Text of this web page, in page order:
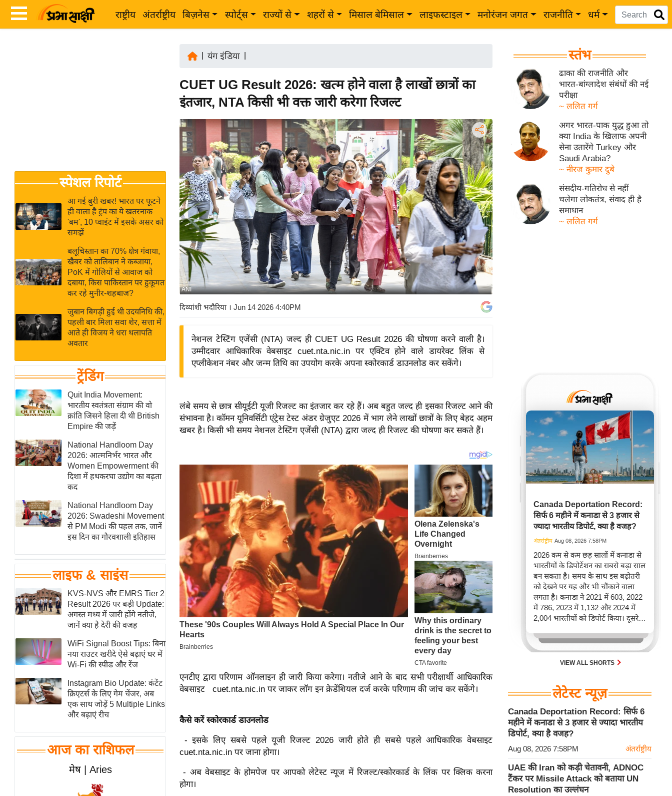
राष्ट्रीय अंतर्राष्ट्रीय बिज़नेस स्पोर्ट्स राज्यों से शहरों से मिसाल बेमिसाल लाइफस्टाइल मनोरंजन जगत राजनीति धर्म
Breaking
News in
Hindi
Hindi
Hindi
Videos
जगत
राय
बजट
क्रिकेट
IPL
2026
ई-पेपर
मिसाल बेमिसाल
शख्सियत
यंग इंडिया
साहित्य जगत
ऑटो वर्ल्ड
न्यूज ब्रीफ
मनोरंजन जगत
बॉलीवुड
हॉलीवुड
फिल्म समीक्षा
Breaking
News
लाइफस्टाइल
टेक्नॉलॉजी
घरेलू नुस्खे
पर्यटन स्थल
फिटनेस मंत्रा
रिलेशनशिप
राजनीति
विश्लेषण
समसामयिक
मातृभूमि
स्तंभ
एम.
चाय पर
समीक्षा
स्पेशल रिपोर्ट
आ गई बुरी खबर! भारत पर फूटने
ही वाला है ट्रंप का ये खतरनाक
'बम', 10 प्वाइंट में इसके असर को
समझें
बलूचिस्तान का 70% क्षेत्र गंवाया,
खैबर को तालिबान ने कब्जाया,
PoK में गोलियों से आवाज को
दबाया, किस पाकिस्तान पर हुकूमत
कर रहे मुनीर-शहबाज?
जुबान बिगड़ी हुई थी उदयनिधि की,
पहली बार मिला सवा शेर, सत्ता में
आते ही विजय ने धरा थलापति
अवतार
ट्रेंडिंग
Quit India Movement:
भारतीय स्वतंत्रता संग्राम की वो
क्रांति जिसने हिला दी थी British
Empire की जड़ें
National Handloom Day
2026: आत्मनिर्भर भारत और
Women Empowerment की
दिशा में हथकरघा उद्योग का बढ़ता
कद
National Handloom Day
2026: Swadeshi Movement
से PM Modi की पहल तक, जानें
इस दिन का गौरवशाली इतिहास
लाइफ & साइंस
KVS-NVS और EMRS Tier 2
Result 2026 पर बड़ी Update:
अगस्त मध्य में जारी होंगे नतीजे,
जानें क्या है देरी की वजह
WiFi Signal Boost Tips: बिना
नया राउटर खरीदे ऐसे बढ़ाएं घर में
Wi-Fi की स्पीड और रेंज
Instagram Bio Update: कंटेंट
क्रिएटर्स के लिए गेम चेंजर, अब
एक साथ जोड़ें 5 Multiple Links
और बढ़ाएं रीच
आज का राशिफल
मेष | Aries
यंग इंडिया
CUET UG Result 2026: खत्म होने वाला है लाखों छात्रों का
इंतजार, NTA किसी भी वक्त जारी करेगा रिजल्ट
ANI
दिव्यांशी भदौरिया । Jun 14 2026 4:40PM
नेशनल टेस्टिंग एजेंसी (NTA) जल्द ही CUET UG Result 2026 की घोषणा करने वाली है।
उम्मीदवार आधिकारिक वेबसाइट cuet.nta.nic.in पर एक्टिव होने वाले डायरेक्ट लिंक से
एप्लीकेशन नंबर और जन्म तिथि का उपयोग करके अपना स्कोरकार्ड डाउनलोड कर सकेंगे।
लंबे समय से छात्र सीयूईटी यूजी रिजल्ट का इंतजार कर रहे हैं। अब बहुत जल्द ही इसका रिजल्ट आने की
संभावना है। कॉमन यूनिवर्सिटी एंट्रेस टेस्ट अंडर ग्रेजुएट 2026 में भाग लेने लाखों छात्रों के लिए बेहद अहम
खबर है। किसी भी समय नेशनल टेस्टिंग एजेंसी (NTA) द्वारा जल्द ही रिजल्ट की घोषणा कर सकते हैं।
एनटीए द्वारा परिणाम ऑनलाइन ही जारी किया करेगा। नतीजे आने के बाद सभी परीक्षार्थी आधिकारिक
वेबसाइट cuet.nta.nic.in पर जाकर लॉग इन क्रेडेंशियल दर्ज करके परिणाम की जांच कर सकेंगे।
कैसे करें स्कोरकार्ड डाउनलोड
- इसके लिए सबसे पहले यूजी रिजल्ट 2026 जारी होते ही सबसे पहले आधिकारिक वेबसाइट
cuet.nta.nic.in पर जाना होगा।
- अब वेबसाइट के होमपेज पर आपको लेटेस्ट न्यूज में रिजल्ट/स्कोरकार्ड के लिंक पर क्लिक करना
होगा।
स्तंभ
ढाका की राजनीति और
भारत-बांग्लादेश संबंधों की नई
परीक्षा
~ ललित गर्ग
अगर भारत-पाक युद्ध हुआ तो
क्या India के खिलाफ अपनी
सेना उतारेंगे Turkey और
Saudi Arabia?
~ नीरज कुमार दुबे
संसदीय-गतिरोध से नहीं
चलेगा लोकतंत्र, संवाद ही है
समाधान
~ ललित गर्ग
Canada Deportation Record:
सिर्फ 6 महीने में कनाडा से 3 हजार से
ज्यादा भारतीय डिपोर्ट, क्या है वजह?
अंतर्राष्ट्रीय Aug 08, 2026 7:58PM
2026 कम से कम छह सालों में कनाडा से
भारतीयों के डिपोर्टेशन का सबसे बड़ा साल
बन सकता है। समय के साथ इस बढ़ोतरी
को देखने पर यह और भी चौंकाने वाला
लगता है। कनाडा ने 2021 में 603, 2022
में 786, 2023 में 1,132 और 2024 में
2,004 भारतीयों को डिपोर्ट किया। दूसरे
पूरे साल की तुलना में 2026 की पहली
छमाही में ज़्यादा भारतीयों को वापस भेजा
VIEW ALL SHORTS
लेटेस्ट न्यूज़
Canada Deportation Record: सिर्फ 6
महीने में कनाडा से 3 हजार से ज्यादा भारतीय
डिपोर्ट, क्या है वजह?
Aug 08, 2026 7:58PM अंतर्राष्ट्रीय
UAE की Iran को कड़ी चेतावनी, ADNOC
टैंकर पर Missile Attack को बताया UN
Resolution का उल्लंघन